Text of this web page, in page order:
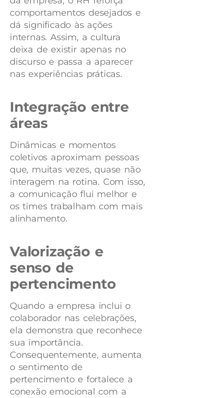
comportamentos desejados e
dá significado às ações
internas. Assim, a cultura
deixa de existir apenas no
discurso e passa a aparecer
nas experiências práticas.
Integração entre
áreas
Dinâmicas e momentos
coletivos aproximam pessoas
que, muitas vezes, quase não
interagem na rotina. Com isso,
a comunicação flui melhor e
os times trabalham com mais
alinhamento.
Valorização e
senso de
pertencimento
Quando a empresa inclui o
colaborador nas celebrações,
ela demonstra que reconhece
sua importância.
Consequentemente, aumenta
o sentimento de
pertencimento e fortalece a
conexão emocional com a